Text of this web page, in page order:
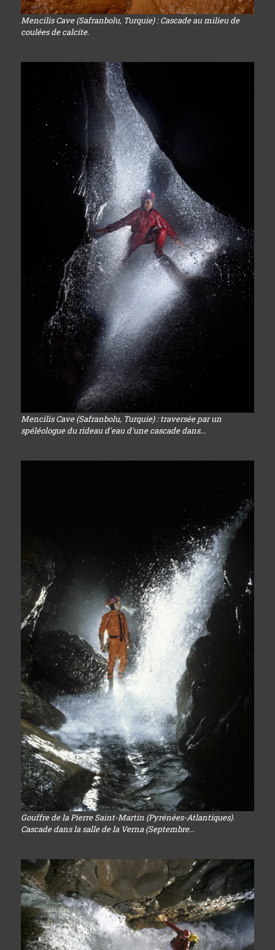
Mencilis Cave (Safranbolu, Turquie) : Cascade au milieu de
coulées de calcite.
Mencilis Cave (Safranbolu, Turquie) : traversée par un
spéléologue du rideau d'eau d'une cascade dans...
Gouffre de la Pierre Saint-Martin (Pyrénées-Atlantiques).
Cascade dans la salle de la Verna (Septembre...